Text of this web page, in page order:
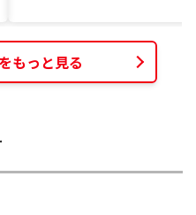
もっと見る